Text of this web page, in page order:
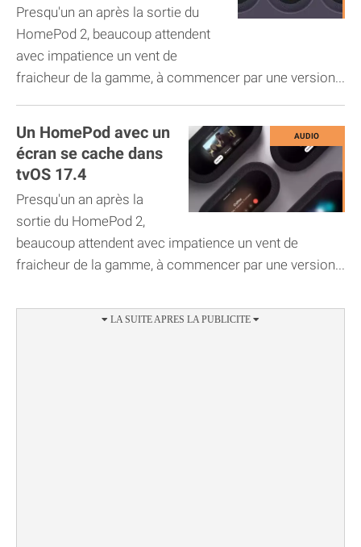
Presqu'un an après la sortie du
HomePod 2, beaucoup attendent
avec impatience un vent de
fraicheur de la gamme, à commencer par une version...
Un HomePod avec un
écran se cache dans
tvOS 17.4
Presqu'un an après la
sortie du HomePod 2,
beaucoup attendent avec impatience un vent de
fraicheur de la gamme, à commencer par une version...